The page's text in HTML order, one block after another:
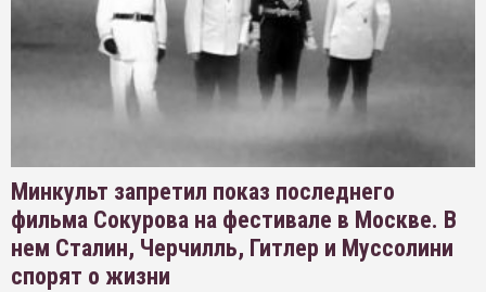
Минкульт запретил показ последнего
фильма Сокурова на фестивале в Москве. В
нем Сталин, Черчилль, Гитлер и Муссолини
спорят о жизни